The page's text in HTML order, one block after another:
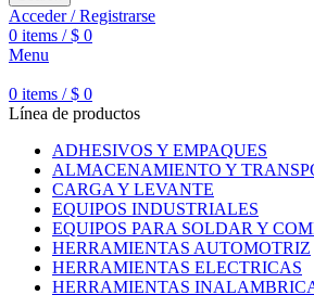
Acceder / Registrarse
0 items / $ 0
Menu
0 items / $ 0
Línea de productos
ADHESIVOS Y EMPAQUES
ALMACENAMIENTO Y
CARGA Y LEVANTE
EQUIPOS INDUSTRIALES
EQUIPOS PARA SOLDAR Y
HERRAMIENTAS AUTOMOTRIZ
HERRAMIENTAS ELECTRICAS
HERRAMIENTAS